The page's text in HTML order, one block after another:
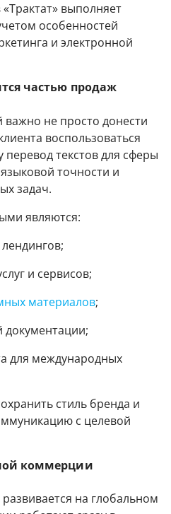
выполняет
особенностей
и электронной
частью продаж
не просто донести
воспользоваться
текстов для сферы
точности и
задач.
являются:
и сервисов;
материалов;
документации;
для международных
стиль бренда и
с целевой
коммерции
на глобальном